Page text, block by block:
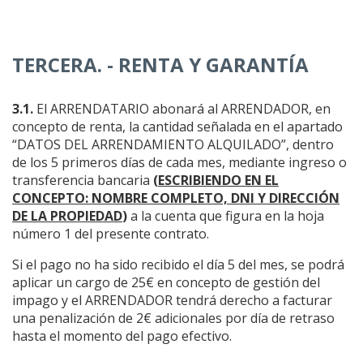
TERCERA. - RENTA Y GARANTÍA
3.1. El ARRENDATARIO abonará al ARRENDADOR, en
concepto de renta, la cantidad señalada en el apartado
“DATOS DEL ARRENDAMIENTO ALQUILADO”, dentro
de los 5 primeros días de cada mes, mediante ingreso o
transferencia bancaria (ESCRIBIENDO EN EL
CONCEPTO: NOMBRE COMPLETO, DNI Y DIRECCIÓN
DE LA PROPIEDAD)a la cuenta que figura en la hoja
número 1 del presente contrato.
Si el pago no ha sido recibido el día 5 del mes, se podrá
aplicar un cargo de 25€ en concepto de gestión del
impago y el ARRENDADOR tendrá derecho a facturar
una penalización de 2€ adicionales por día de retraso
hasta el momento del pago efectivo.